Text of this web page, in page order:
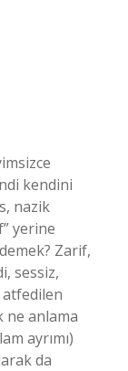
kendini
nazik
yerine
Zarif,
sessiz,
atfedilen
ne anlama
ayrımı)
da